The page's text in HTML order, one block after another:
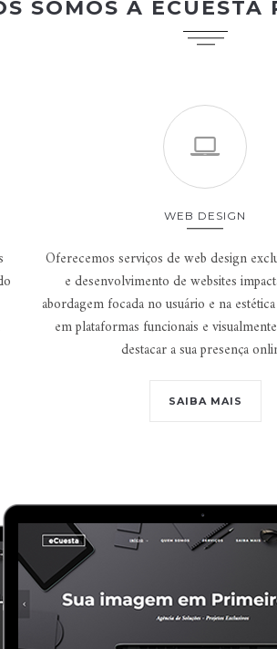
SOMOS A ECUESTA
WEB DESIGN
Oferecemos serviços de web design
e desenvolvimento de websites
abordagem focada no usuário e na
em plataformas funcionais e
destacar a sua presença
SAIBA MAIS